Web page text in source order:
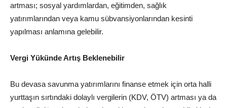
artması; sosyal yardımlardan, eğitimden, sağlık
yatırımlarından veya kamu sübvansiyonlarından kesinti
yapılması anlamına gelebilir.
Vergi Yükünde Artış Beklenebilir
Bu devasa savunma yatırımlarını finanse etmek için orta halli
yurttaşın sırtındaki dolaylı vergilerin (KDV, ÖTV) artması ya da